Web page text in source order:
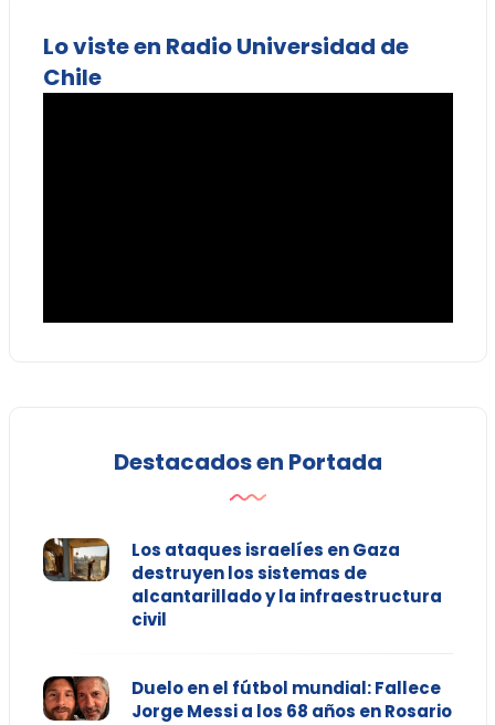
Lo viste en Radio Universidad de
Chile
Destacados en Portada
Los ataques israelíes en Gaza
destruyen los sistemas de
alcantarillado y la infraestructura
civil
Duelo en el fútbol mundial: Fallece
Jorge Messi a los 68 años en Rosario